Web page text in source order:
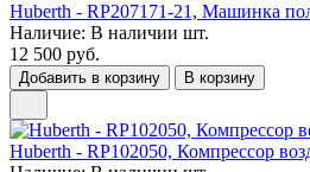
Huberth - RP207171-21, Машинка
Наличие: В наличии шт.
12 500 руб.
Добавить в корзину В корзину
Huberth - RP102050, Компрессор